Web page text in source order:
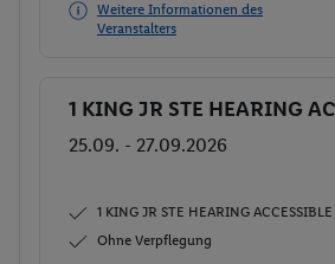
Weitere Informationen des
Veranstalters
Buchen
1 KING JR STE HEARING
25.09. - 27.09.2026
1 KING JR STE HEARING ACCESSIBLE
Ohne Verpflegung